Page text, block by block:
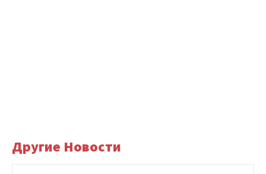
Другие Новости